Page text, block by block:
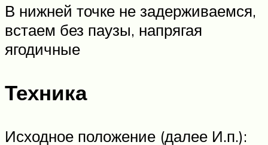
В нижней точке не задерживаемся,
встаем без паузы, напрягая
ягодичные
Техника
Исходное положение (далее И.п.):